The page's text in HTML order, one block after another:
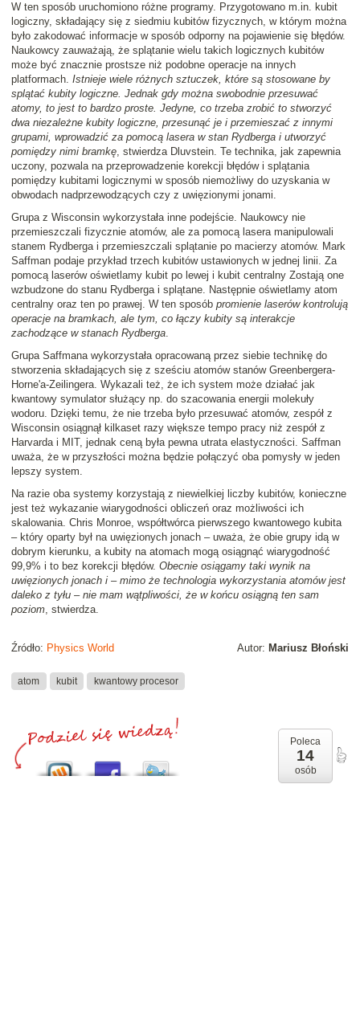
W ten sposób uruchomiono różne programy. Przygotowano m.in. kubit
logiczny, składający się z siedmiu kubitów fizycznych, w którym można
było zakodować informacje w sposób odporny na pojawienie się błędów.
Naukowcy zauważają, że splątanie wielu takich logicznych kubitów
może być znacznie prostsze niż podobne operacje na innych
platformach. Istnieje wiele różnych sztuczek, które są stosowane by
splątać kubity logiczne. Jednak gdy można swobodnie przesuwać
atomy, to jest to bardzo proste. Jedyne, co trzeba zrobić to stworzyć
dwa niezależne kubity logiczne, przesunąć je i przemieszać z innymi
grupami, wprowadzić za pomocą lasera w stan Rydberga i utworzyć
pomiędzy nimi bramkę, stwierdza Dluvstein. Te technika, jak zapewnia
uczony, pozwala na przeprowadzenie korekcji błędów i splątania
pomiędzy kubitami logicznymi w sposób niemożliwy do uzyskania w
obwodach nadprzewodzących czy z uwięzionymi jonami.
Grupa z Wisconsin wykorzystała inne podejście. Naukowcy nie
przemieszczali fizycznie atomów, ale za pomocą lasera manipulowali
stanem Rydberga i przemieszczali splątanie po macierzy atomów. Mark
Saffman podaje przykład trzech kubitów ustawionych w jednej linii. Za
pomocą laserów oświetlamy kubit po lewej i kubit centralny Zostają one
wzbudzone do stanu Rydberga i splątane. Następnie oświetlamy atom
centralny oraz ten po prawej. W ten sposób promienie laserów kontrolują
operacje na bramkach, ale tym, co łączy kubity są interakcje
zachodzące w stanach Rydberga.
Grupa Saffmana wykorzystała opracowaną przez siebie technikę do
stworzenia składających się z sześciu atomów stanów Greenbergera-
Horne'a-Zeilingera. Wykazali też, że ich system może działać jak
kwantowy symulator służący np. do szacowania energii molekuły
wodoru. Dzięki temu, że nie trzeba było przesuwać atomów, zespół z
Wisconsin osiągnął kilkaset razy większe tempo pracy niż zespół z
Harvarda i MIT, jednak ceną była pewna utrata elastyczności. Saffman
uważa, że w przyszłości można będzie połączyć oba pomysły w jeden
lepszy system.
Na razie oba systemy korzystają z niewielkiej liczby kubitów, konieczne
jest też wykazanie wiarygodności obliczeń oraz możliwości ich
skalowania. Chris Monroe, współtwórca pierwszego kwantowego kubita
– który oparty był na uwięzionych jonach – uważa, że obie grupy idą w
dobrym kierunku, a kubity na atomach mogą osiągnąć wiarygodność
99,9% i to bez korekcji błędów. Obecnie osiągamy taki wynik na
uwięzionych jonach i – mimo że technologia wykorzystania atomów jest
daleko z tyłu – nie mam wątpliwości, że w końcu osiągną ten sam
poziom, stwierdza.
Autor: Mariusz Błoński
Źródło: Physics World
atom kubit kwantowy procesor
Poleca
14
osób